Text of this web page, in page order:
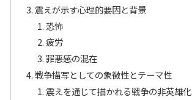
震えが示す心理的要因と背景
恐怖
疲労
罪悪感の混在
戦争描写としての象徴性とテーマ性
震えを通じて描かれる戦争の非英雄化